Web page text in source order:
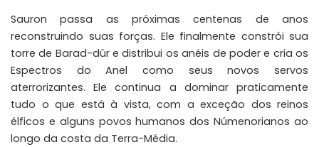
Sauron passa as próximas centenas de anos
reconstruindo suas forças. Ele finalmente constrói sua
torre de Barad-dûr e distribui os anéis de poder e cria os
Espectros do Anel como seus novos servos
aterrorizantes. Ele continua a dominar praticamente
tudo o que está à vista, com a exceção dos reinos
élficos e alguns povos humanos dos Númenorianos ao
longo da costa da Terra-Média.